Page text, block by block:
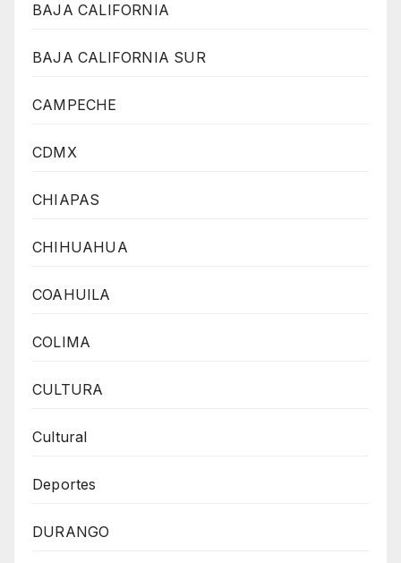
BAJA CALIFORNIA
BAJA CALIFORNIA SUR
CAMPECHE
CDMX
CHIAPAS
CHIHUAHUA
COAHUILA
COLIMA
CULTURA
Cultural
Deportes
DURANGO